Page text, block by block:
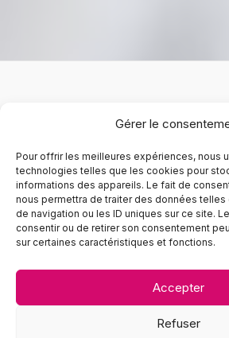
Gérer le
Pour offrir les meilleures expériences, nous
technologies telles que les cookies pour
informations des appareils. Le fait de
nous permettra de traiter des données
de navigation ou les ID uniques sur ce site.
consentir ou de retirer son consentement
sur certaines caractéristiques et fonctions.
Accepter
Refuser
Matériel
Services
Blog
À propos
Foire aux
Contact
Politique de cookies
02 90 26 21